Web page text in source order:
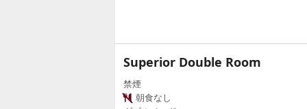
Superior Double Room
禁煙
朝食なし